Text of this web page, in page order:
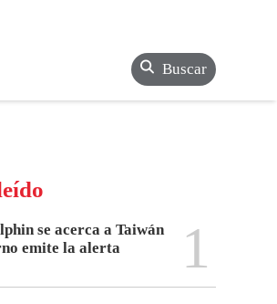
Buscar
se acerca a Taiwán
emite la alerta
1